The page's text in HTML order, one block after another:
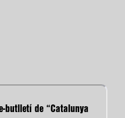
butlletí de “Catalunya